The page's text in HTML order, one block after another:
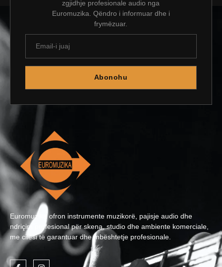
zgjidhje profesionale audio nga
Euromuzika. Qëndro i informuar dhe i
frymëzuar.
Abonohu
Euromuzika ofron instrumente muzikorë, pajisje audio dhe
ndriçim profesional për skena, studio dhe ambiente komerciale,
me cilësi të garantuar dhe mbështetje profesionale.